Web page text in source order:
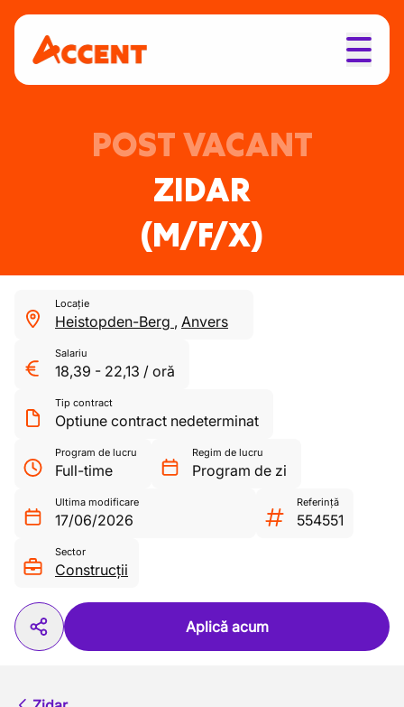
POST VACANT
ZIDAR
(M/F/X)
Locație
Heistopden-Berg , Anvers
Salariu
18,39 - 22,13 / oră
Tip contract
Optiune contract nedeterminat
Program de lucru
Full-time
Regim de lucru
Program de zi
Ultima modificare
17/06/2026
Referință
554551
Sector
Construcții
Aplică acum